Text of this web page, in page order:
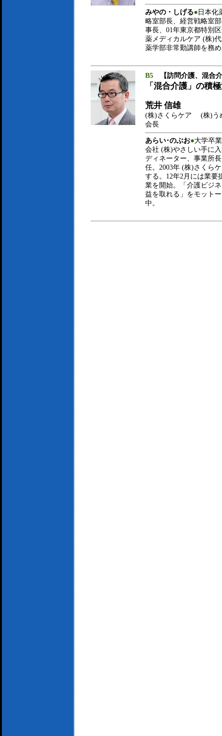
みやの・しげる● 日本化
略室部長、経営戦略室
事長、01年東京都特別
薬メディカルケア (株)
薬学部非常勤講師を務
B5 【訪問介護、混合
「混合介護」の積
荒井 信雄
(株)さくらケア (株)う
会長
あらい･のぶお●大学卒
会社 (株)やさしい手に
ディネーター、事業所
任。2003年 (株)さくら
する。12年2月には業要
業を開始。「介護ビジ
益を取れる」をモット
中。